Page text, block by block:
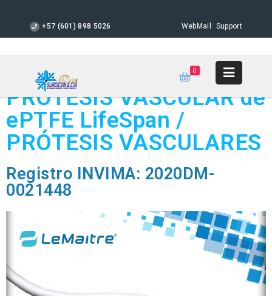
+57 (601) 898 5026 WebMail Support
0
PRÓTESIS VASCULAR de
ePTFE LifeSpan /
PRÓTESIS VASCULARES
Registro INVIMA: 2020DM-
0021448